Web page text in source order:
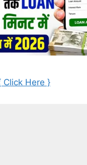
Click Here }